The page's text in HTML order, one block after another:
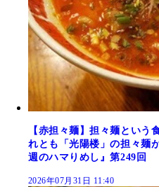
【赤担々麺】担々麺という
れとも「光陽楼」の担々麺
週のハマりめし』第249回
2026年07月31日 11:40